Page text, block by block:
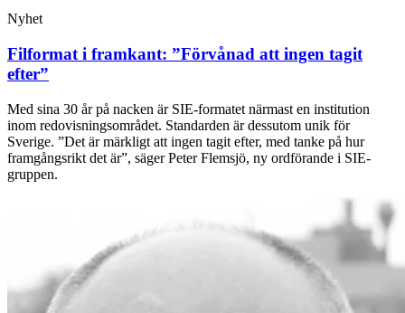
Nyhet
Filformat i framkant: ”Förvånad att ingen tagit
efter”
Med sina 30 år på nacken är SIE-formatet närmast en institution
inom redovisningsområdet. Standarden är dessutom unik för
Sverige. ”Det är märkligt att ingen tagit efter, med tanke på hur
framgångsrikt det är”, säger Peter Flemsjö, ny ordförande i SIE-
gruppen.